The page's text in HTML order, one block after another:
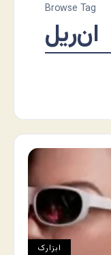
Browse Tag
ان‌ریل
ابزارک